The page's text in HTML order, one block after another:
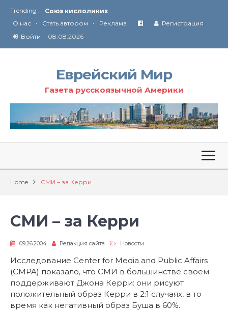
Trending :
Союз кислоликих
Соглашение США с Ираном
Технология Революции в Иране
О нас • Стать автором • Реклама
Регистрация
Войти
08.08.2026
Еврейский Мир
Газета русскоязычной Америки
Home СМИ – за Керри
СМИ – за Керри
09.26.2004 Редакция сайта Новости
Исследование Center for Media and Public Affairs
(CMPA) показало, что СМИ в большинстве своем
поддерживают Джона Керри: они рисуют
положительный образ Керри в 2:1 случаях, в то
время как негативный образ Буша в 60%.